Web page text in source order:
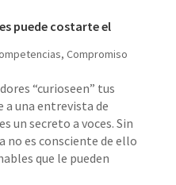
puede costarte el
, Compromiso
“curioseen” tus
a una entrevista de
un secreto a voces. Sin
no es consciente de ello
que le pueden